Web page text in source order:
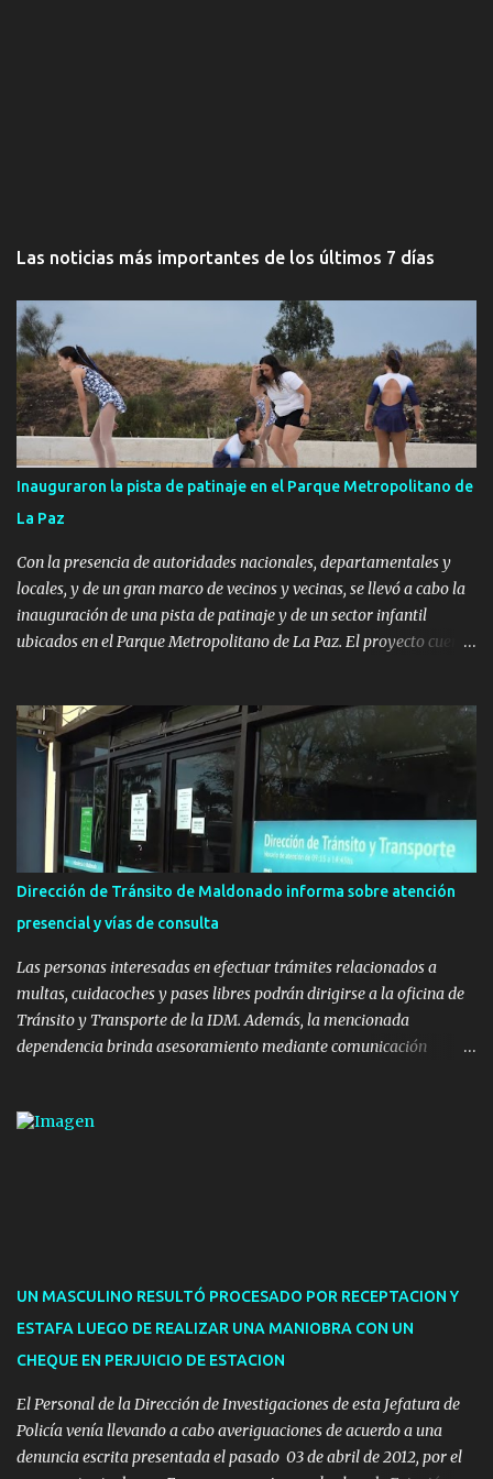
Las noticias más importantes de los últimos 7 días
Inauguraron la pista de patinaje en el Parque Metropolitano de
La Paz
Con la presencia de autoridades nacionales, departamentales y
locales, y de un gran marco de vecinos y vecinas, se llevó a cabo la
inauguración de una pista de patinaje y de un sector infantil
ubicados en el Parque Metropolitano de La Paz. El proyecto cuenta
Pública de OPP, así como aportes del Gobierno de Canelones y del
Ministerio de Transporte y Obras Públicas. La nueva
infraestructura deportiva consiste en una plataforma de 35 m por
20 m con banco de hormigón sobre sus laterales. Su destino será
polifuncional, permitiendo la práctica de patín, hockey, gimnasia y
la realización de eventos culturales. Próximo a la pista, se
instalaron juegos infantiles y equipamiento urbano (bancos de
nuevos pavimentos e iluminación. La totalidad de estas obras
implicaron una inversión estimada ...
Dirección de Tránsito de Maldonado informa sobre atención
presencial y vías de consulta
Las personas interesadas en efectuar trámites relacionados a
multas, cuidacoches y pases libres podrán dirigirse a la oficina de
Tránsito y Transporte de la IDM. Además, la mencionada
dependencia brinda asesoramiento mediante comunicación
presencial comprende los siguientes trámites: Multas: devolución
1921(interno 1456). Cuidacoches: consultas a
1921(interno 1246). Transporte: consultas generales relacionadas a
Uber y Taxi, a través de transporte@maldonado.gub.uy, t...
UN MASCULINO RESULTÓ PROCESADO POR RECEPTACION Y
ESTAFA LUEGO DE REALIZAR UNA MANIOBRA CON UN
CHEQUE EN PERJUICIO DE ESTACION
El Personal de la Dirección de Investigaciones de esta Jefatura de
Policía venía llevando a cabo averiguaciones de acuerdo a una
denuncia escrita presentada el pasado 03 de abril de 2012, por el